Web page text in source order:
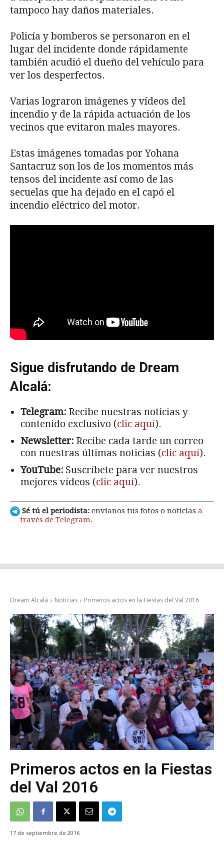
tampoco hay daños materiales.
Policía y bomberos se personaron en el
lugar del incidente donde rápidamente
también acudió el dueño del vehículo para
ver los desperfectos.
Varias lograron imágenes y vídeos del
incendio y de la rápida actuación de los
vecinos que evitaron males mayores.
Estas imágenes tomadas por Yohana
Santacruz son los de los momentos más
tensos del incidente así como de las
secuelas que ha dejado en el capó el
incendio eléctrico del motor.
Sigue disfrutando de Dream
Alcalá:
Telegram: Recibe nuestras noticias y
contenido exclusivo (clic aquí).
Newsletter: Recibe cada tarde un correo
con nuestras últimas noticias (clic aquí).
YouTube: Suscríbete para ver nuestros
mejores vídeos (clic aquí).
Sé tú el periodista: envíanos tus fotos o noticias a
través de Telegram.